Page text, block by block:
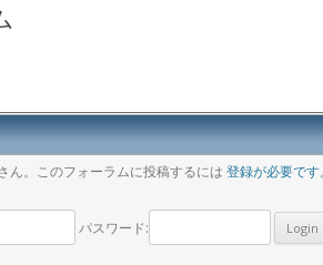
ん。このフォーラムに投稿するには 登録が必要です。
パスワード: